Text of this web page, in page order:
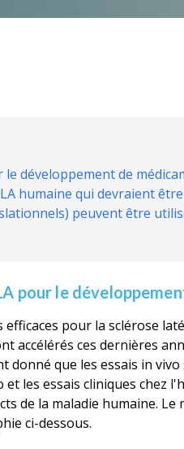
développement de
humaine qui devraient
peuvent être
pour le
pour la sclérose
accélérés ces dernières
donné que les essais in
les essais cliniques chez
de la maladie humaine.
ci-dessous.